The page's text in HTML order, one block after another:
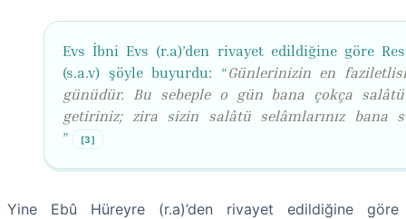
Evs İbni Evs (r.a)’den rivayet edildiğine göre
(s.a.v) şöyle buyurdu: “Günlerinizin en
günüdür. Bu sebeple o gün bana çokça
getiriniz; zira sizin salâtü selâmlarınız bana
”
[3]
Yine Ebû Hüreyre (r.a)’den rivayet edildiğine göre